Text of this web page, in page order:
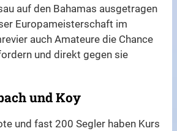
auf den Bahamas ausgetragen
Europameisterschaft im
auch Amateure die Chance
und direkt gegen sie
und Koy
und fast 200 Segler haben Kurs